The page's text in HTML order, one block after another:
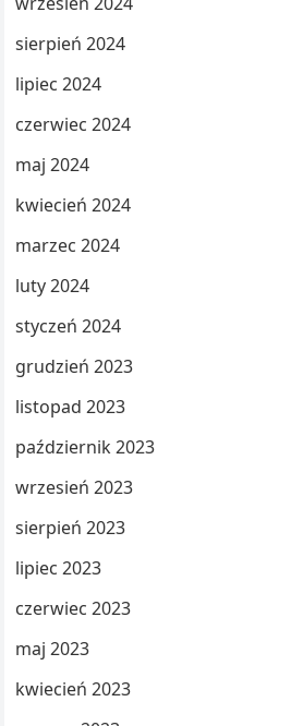
sierpień 2024
lipiec 2024
czerwiec 2024
maj 2024
kwiecień 2024
marzec 2024
luty 2024
styczeń 2024
grudzień 2023
listopad 2023
październik 2023
wrzesień 2023
sierpień 2023
lipiec 2023
czerwiec 2023
maj 2023
kwiecień 2023